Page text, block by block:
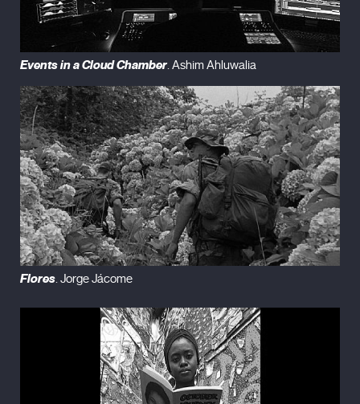
Events in a Cloud Chamber. Ashim Ahluwalia
Flores. Jorge Jácome